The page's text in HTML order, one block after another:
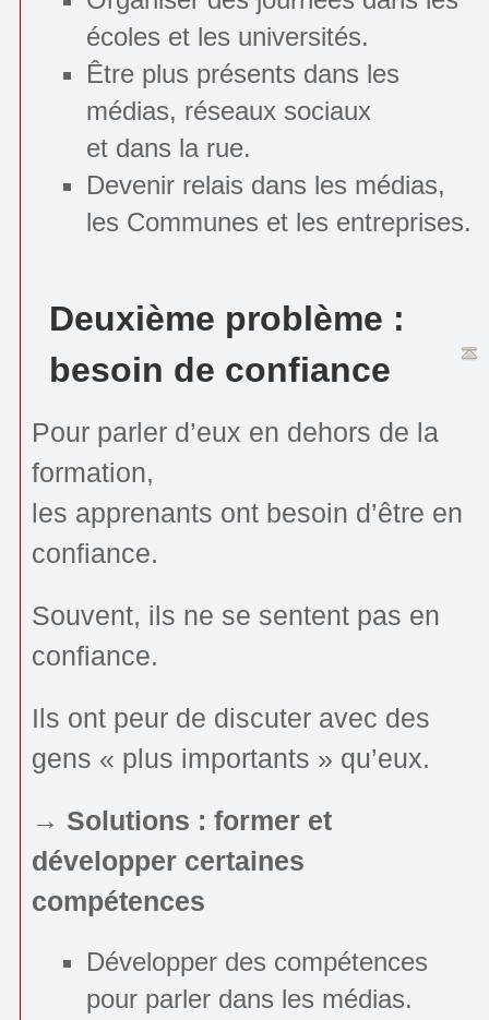
écoles et les universités.
Être plus présents dans les
médias, réseaux sociaux
et dans la rue.
Devenir relais dans les médias,
les Communes et les entreprises.
Deuxième problème :
besoin de confiance
Pour parler d’eux en dehors de la
formation,
les apprenants ont besoin d’être en
confiance.
Souvent, ils ne se sentent pas en
confiance.
Ils ont peur de discuter avec des
gens « plus importants » qu’eux.
→ Solutions : former et
développer certaines
compétences
Développer des compétences
pour parler dans les médias.